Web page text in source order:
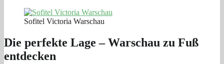
Sofitel Victoria Warschau
Die perfekte Lage – Warschau zu Fuß
entdecken